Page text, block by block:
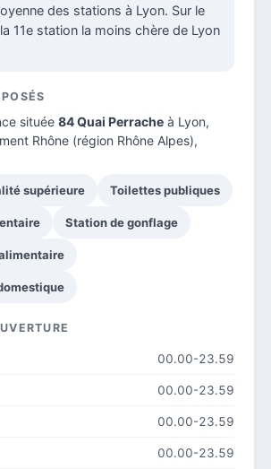
des stations à Lyon. Sur le
11e station la moins chère de Lyon
située 84 Quai Perrache à Lyon,
Rhône (région Rhône Alpes),
supérieure Toilettes publiques
Station de gonflage
00.00-23.59
00.00-23.59
00.00-23.59
00.00-23.59